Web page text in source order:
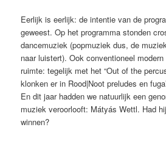
Eerlijk is eerlijk: de intentie van de
geweest. Op het programma stonden
dancemuziek (popmuziek dus, de
naar luistert). Ook conventioneel
ruimte: tegelijk met het “Out of the
klonken er in Rood|Noot preludes en
En dit jaar hadden we natuurlijk een
muziek veroorlooft: Mátyás Wettl. Had
winnen?